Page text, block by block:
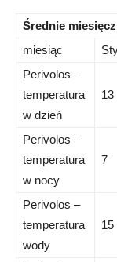
Średnie
miesiąc
Perivolos –
temperatura
w dzień
13
Perivolos –
temperatura
w nocy
7
Perivolos –
temperatura
wody
15